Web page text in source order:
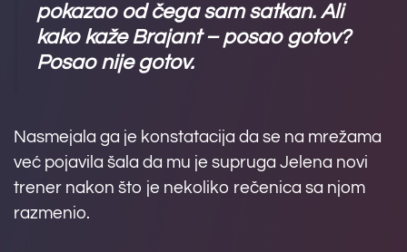
pokazao od čega sam satkan. Ali
kako kaže Brajant – posao gotov?
Posao nije gotov.
Nasmejala ga je konstatacija da se na mrežama
već pojavila šala da mu je supruga Jelena novi
trener nakon što je nekoliko rečenica sa njom
razmenio.